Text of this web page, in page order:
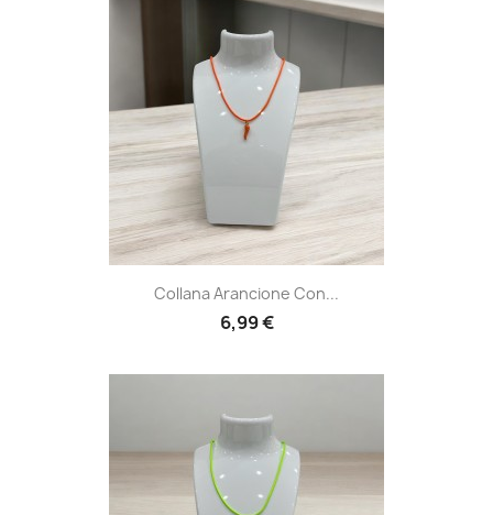
Collana Arancione Con...
6,99 €